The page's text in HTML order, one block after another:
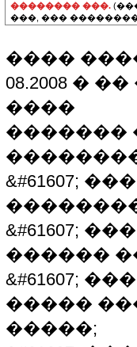
�������� ���.
���, ���
����
08.2008 �
����
�������
&#61607;
&#61607;
������
&#61607;
�����
�����;